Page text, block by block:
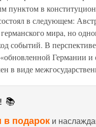
пунктом в
в следующем:
мира, но
событий. В
Германии и
в виде
📚
в подарок и